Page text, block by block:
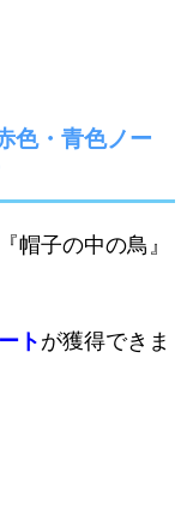
色・青色ノー
帽子の中の鳥』
トが獲得できま